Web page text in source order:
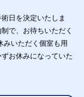
日を決定いたしま
で、お待ちいただく
みいただく個室も用
お休みになっていた